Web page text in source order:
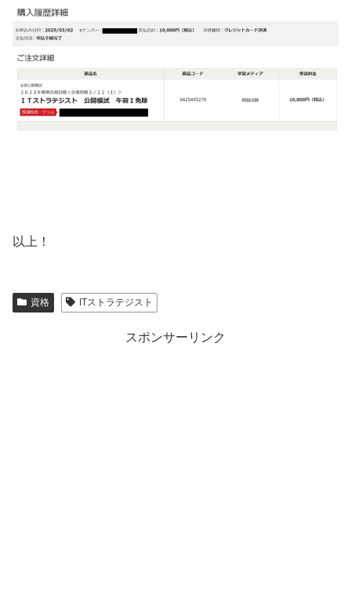
以上！
資格 ITストラテジスト
スポンサーリンク